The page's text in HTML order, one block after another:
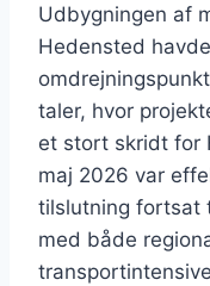
Udbygningen af
Hedensted
taler, hvor
et stort skridt for
maj 2026 var
tilslutning fortsat
med både